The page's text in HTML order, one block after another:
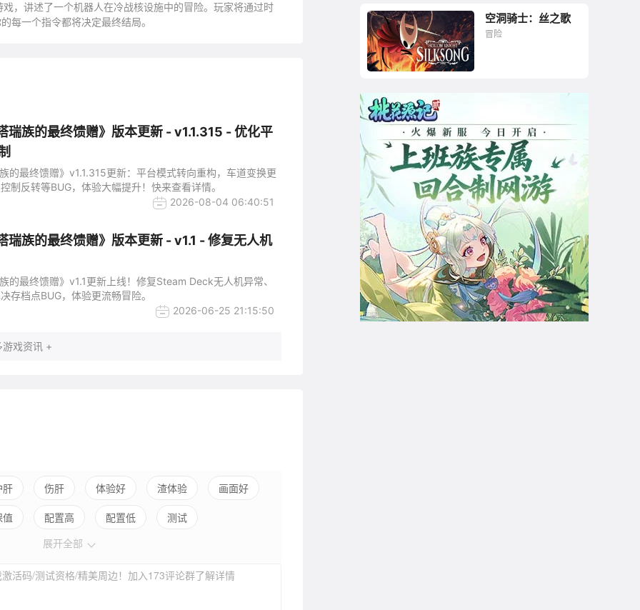
，讲述了一个机器人在冷战核设施中的冒险。玩家将通过时
每一个指令都将决定最终结局。
瑞族的最终馈赠》版本更新 - v1.1.315 - 优化平
的最终馈赠》v1.1.315更新：平台模式转向重构，车道变换更
制反转等BUG，体验大幅提升！快来查看详情。
2026-08-04 06:40:51
瑞族的最终馈赠》版本更新 - v1.1 - 修复无人机
的最终馈赠》v1.1更新上线！修复Steam Deck无人机异常、
存档点BUG，体验更流畅冒险。
2026-06-25 21:15:50
游戏资讯 +
肝 伤肝 体验好 渣体验 画面好
配置高 配置低
测试
展开全部
活码/测试资格/精美周边！加入173评论群了解详情
美丽到震撼人心 空洞骑士：丝之歌
冒险